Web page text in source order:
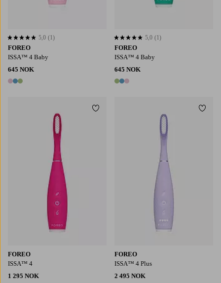
FOREO
ISSA™ 4 Baby
645 NOK
3 farger
5,0 basert på 1 karaktergivninger
5,0 (1)
FOREO
ISSA™ 4 Baby
645 NOK
3 farger
5,0 basert på 1 karaktergivninger
5,0 (1)
FOREO
ISSA™ 4
1 295 NOK
Legg til favoritter
FOREO
ISSA™ 4 Plus
2 495 NOK